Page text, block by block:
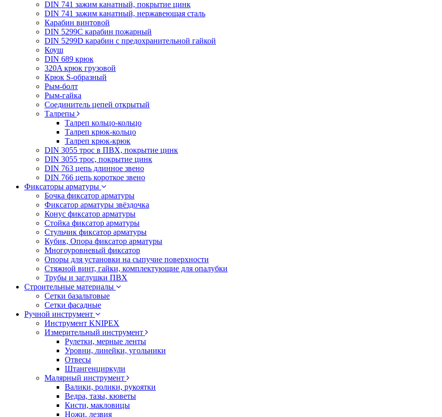
DIN 741 зажим канатный, покрытие цинк
DIN 741 зажим канатный, нержавеющая сталь
Карабин винтовой
DIN 5299C карабин пожарный
DIN 5299D карабин с предохранительной гайкой
Коуш
DIN 689 крюк
320A крюк грузовой
Крюк S-образный
Рым-болт
Рым-гайка
Соединитель цепей открытый
Талрепы
Талреп кольцо-кольцо
Талреп крюк-кольцо
Талреп крюк-крюк
DIN 3055 трос в ПВХ, покрытие цинк
DIN 3055 трос, покрытие цинк
DIN 763 цепь длинное звено
DIN 766 цепь короткое звено
Фиксаторы арматуры
Бочка фиксатор арматуры
Фиксатор арматуры звёздочка
Конус фиксатор арматуры
Стойка фиксатор арматуры
Стульчик фиксатор арматуры
Кубик, Опора фиксатор арматуры
Многоуровневый фиксатор
Опоры для установки на сыпучие поверхности
Стяжной винт, гайки, комплектующие для опалубки
Трубы и заглушки ПВХ
Строительные материалы
Сетки базальтовые
Сетки фасадные
Ручной инструмент
Инструмент KNIPEX
Измерительный инструмент
Рулетки, мерные ленты
Уровни, линейки, угольники
Отвесы
Штангенциркули
Малярный инструмент
Валики, ролики, рукоятки
Ведра, тазы, кюветы
Кисти, макловицы
Ножи, лезвия